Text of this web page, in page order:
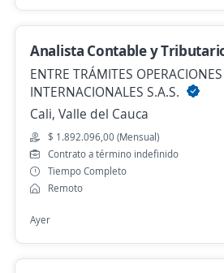
$ 3.200.000,00 (Mensual)
Hace 12 horas
Se precisa Urgente
Auxiliar contable
4,4
LOGISTICA LABORAL
Medellín, Antioquia
$ 2.000.000,00 (Mensual)
Hace 13 horas
Analista Contable y
ENTRE TRÁMITES OPERACIONES
INTERNACIONALES S.A.S.
Cali, Valle del Cauca
$ 1.892.096,00 (Mensual)
Contrato a término indefinido
Tiempo Completo
Remoto
Ayer